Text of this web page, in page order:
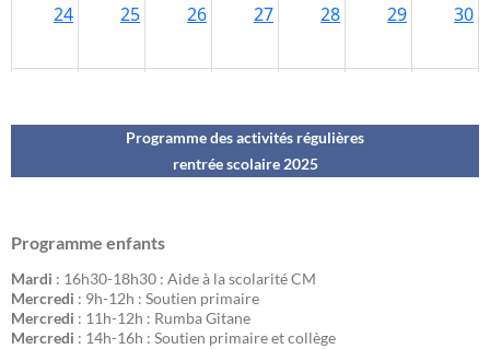
Programme des activités régulières
rentrée scolaire 2025
Programme enfants
Mardi : 16h30-18h30 : Aide à la scolarité CM
Mercredi : 9h-12h : Soutien primaire
Mercredi : 11h-12h : Rumba Gitane
Mercredi : 14h-16h : Soutien primaire et collège